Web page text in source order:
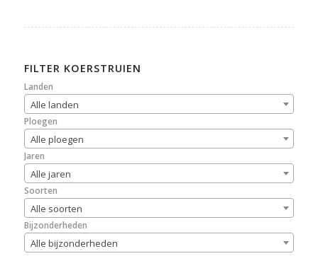
FILTER KOERSTRUIEN
Landen
Alle landen
Ploegen
Alle ploegen
Jaren
Alle jaren
Soorten
Alle soorten
Bijzonderheden
Alle bijzonderheden